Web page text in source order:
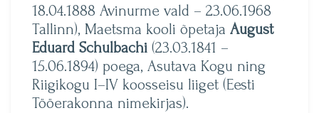
18.04.1888 Avinurme vald – 23.06.1968
Tallinn), Maetsma kooli õpetaja August
Eduard Schulbachi (23.03.1841 –
15.06.1894) poega, Asutava Kogu ning
Riigikogu I–IV koosseisu liiget (Eesti
Tööerakonna nimekirjas).